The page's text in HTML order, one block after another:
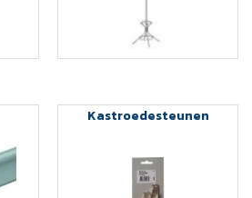
Kastroedesteunen